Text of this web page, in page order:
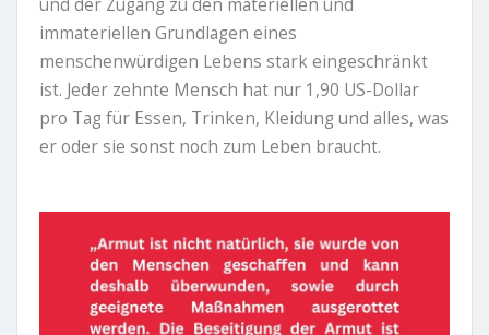
und der Zugang zu den materiellen und
immateriellen Grundlagen eines
menschenwürdigen Lebens stark eingeschränkt
ist. Jeder zehnte Mensch hat nur 1,90 US-Dollar
pro Tag für Essen, Trinken, Kleidung und alles, was
er oder sie sonst noch zum Leben braucht.